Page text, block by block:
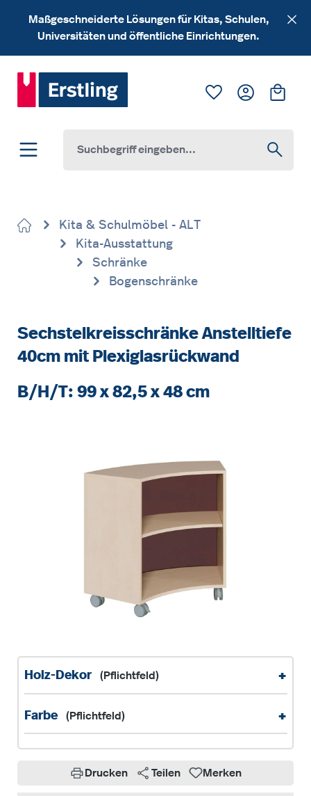
Zum Hauptinhalt springen
Maßgeschneiderte Lösungen für Kitas, Schulen,
Universitäten und öffentliche Einrichtungen.
Du hast 0
Kita & Schulmöbel - ALT
Kita-Ausstattung
Schränke
Bogenschränke
Sechstelkreisschränke Anstelltiefe
40cm mit Plexiglasrückwand
B/H/T: 99 x 82,5 x 48 cm
Holz-Dekor (Pflichtfeld) +
Farbe (Pflichtfeld) +
Drucken Teilen Merken